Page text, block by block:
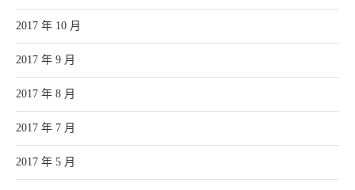
2017 年 10 月
2017 年 9 月
2017 年 8 月
2017 年 7 月
2017 年 5 月